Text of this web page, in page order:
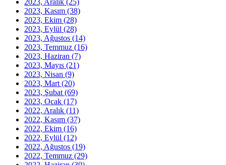
2023, Kasım (38)
2023, Ekim (28)
2023, Eylül (28)
2023, Ağustos (14)
2023, Temmuz (16)
2023, Haziran (7)
2023, Mayıs (21)
2023, Nisan (9)
2023, Mart (20)
2023, Şubat (69)
2023, Ocak (17)
2022, Aralık (11)
2022, Kasım (37)
2022, Ekim (16)
2022, Eylül (12)
2022, Ağustos (19)
2022, Temmuz (29)